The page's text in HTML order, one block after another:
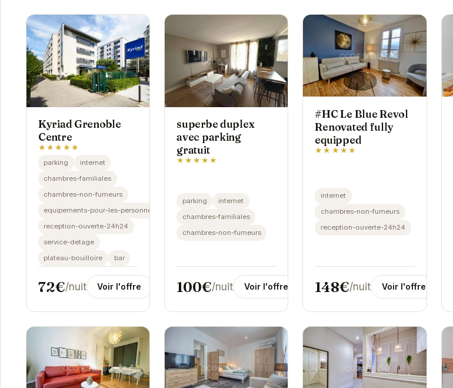
Kyriad Grenoble
Centre
★★★★★
parking
internet
chambres-familiales
chambres-non-fumeurs
equipements-pour-les-personnes-handicapees
reception-ouverte-24h24
service-detage
plateau-bouilloire
bar
72€/nuit Voir l'offre
superbe duplex
avec parking
gratuit
★★★★★
parking
internet
chambres-familiales
chambres-non-fumeurs
100€/nuit Voir l'offre
#HC Le Blue Revol
Renovated fully
equipped
★★★★★
internet
chambres-non-fumeurs
reception-ouverte-24h24
148€/nuit Voir l'offre